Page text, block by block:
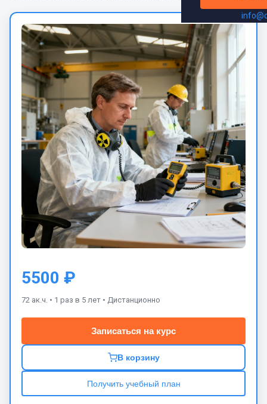
5500 ₽
72 ак.ч. • 1 раз в 5 лет • Дистанционно
Записаться на курс
В корзину
Получить учебный план